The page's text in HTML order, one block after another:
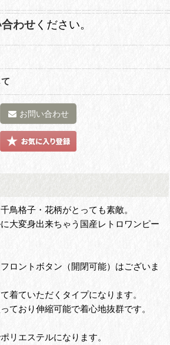
わせ ください。
お問い合わせ
鳥格子・花柄がとっても素敵。
大変身出来ちゃう国産レトロワンピー
ロントボタン（開閉可能）はございま
着ていただくタイプになります。
ており伸縮可能で着心地抜群です。
リエステルになります。